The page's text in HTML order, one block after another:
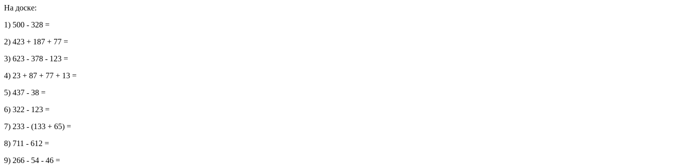
На доске:
1) 500 - 328 =
2) 423 + 187 + 77 =
3) 623 - 378 - 123 =
4) 23 + 87 + 77 + 13 =
5) 437 - 38 =
6) 322 - 123 =
7) 233 - (133 + 65) =
8) 711 - 612 =
9) 266 - 54 - 46 =